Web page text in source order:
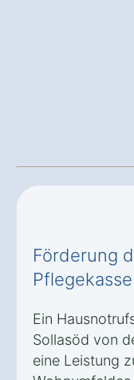
Förderung
Pflegekasse
Ein
Sollasöd von
eine Leistung